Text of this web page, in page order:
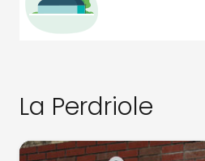
La Perdriole